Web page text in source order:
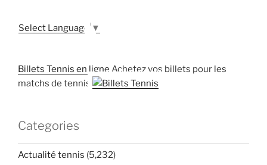
Select Language ▼
Billets Tennis en ligne Achetez vos billets pour les
matchs de tennis
Categories
Actualité tennis (5,232)